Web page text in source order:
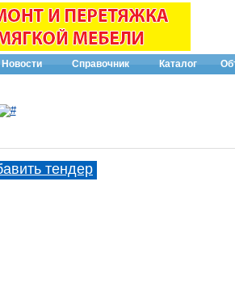
Новости Справочник Каталог
тендер